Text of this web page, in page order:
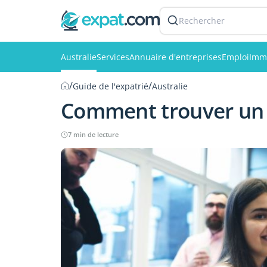
Rechercher
AustralieServicesAnnuaire d'entreprisesEmploi
/Guide de l'expatrié/Australie
Comment trouver
7 min de lecture